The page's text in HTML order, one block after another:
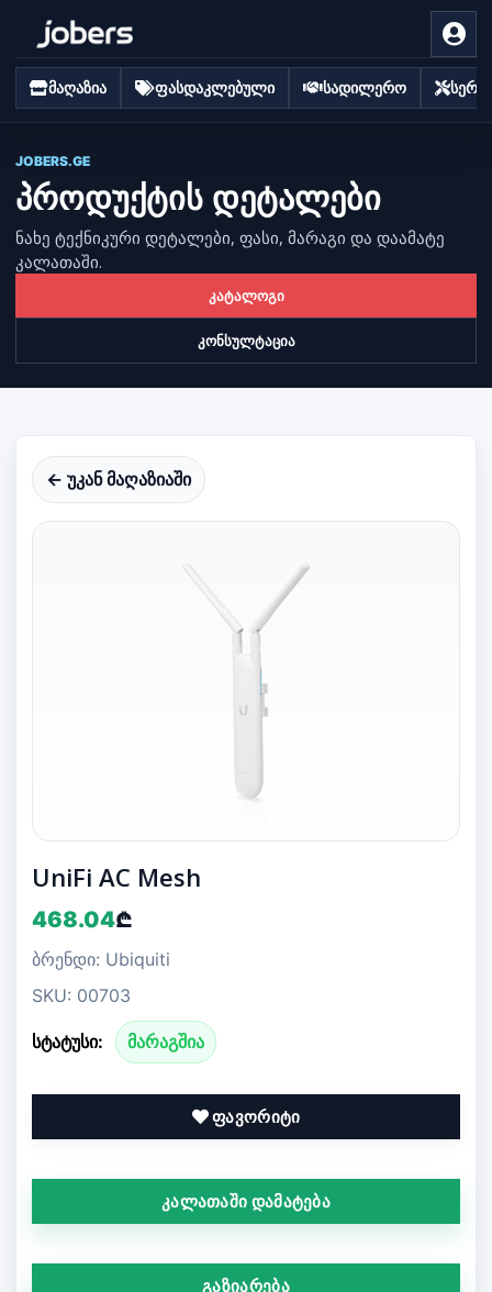
მაღაზია ფასდაკლებული სადილერო
JOBERS.GE
პროდუქტის დეტალები
ნახე ტექნიკური დეტალები, ფასი, მარაგი და დაამატე
კალათაში.
კატალოგი
კონსულტაცია
← უკან მაღაზიაში
UniFi AC Mesh
468.04₾
ბრენდი: Ubiquiti
SKU: 00703
სტატუსი: მარაგშია
ფავორიტი
კალათაში დამატება
გაზიარება